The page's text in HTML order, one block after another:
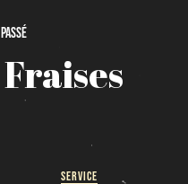
passé
Fraises
SERVICE